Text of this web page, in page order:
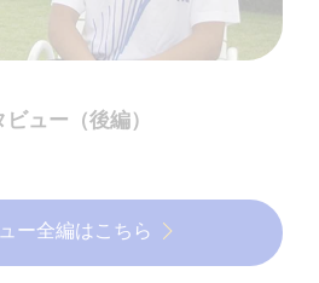
ュー（後編）
ー全編はこちら